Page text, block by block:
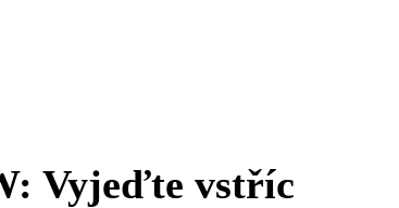
Vyjeďte vstříc